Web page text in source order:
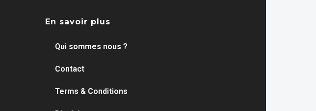
En savoir plus
Qui sommes nous ?
Contact
Terms & Conditions